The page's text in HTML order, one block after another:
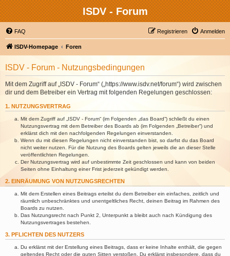
ISDV - Forum
FAQ Anmelden
Registrieren
ISDV-Homepage Foren
ISDV - Forum - Nutzungsbedingungen
Mit dem Zugriff auf „ISDV - Forum“ („https://www.isdv.net/forum“) wird zwischen
dir und dem Betreiber ein Vertrag mit folgenden Regelungen geschlossen:
1. NUTZUNGSVERTRAG
Mit dem Zugriff auf „ISDV - Forum“ (im Folgenden „das Board“) schließt du einen
Nutzungsvertrag mit dem Betreiber des Boards ab (im Folgenden „Betreiber“) und
erklärst dich mit den nachfolgenden Regelungen einverstanden.
Wenn du mit diesen Regelungen nicht einverstanden bist, so darfst du das Board
nicht weiter nutzen. Für die Nutzung des Boards gelten jeweils die an dieser Stelle
veröffentlichten Regelungen.
Der Nutzungsvertrag wird auf unbestimmte Zeit geschlossen und kann von beiden
Seiten ohne Einhaltung einer Frist jederzeit gekündigt werden.
2. EINRÄUMUNG VON NUTZUNGSRECHTEN
Mit dem Erstellen eines Beitrags erteilst du dem Betreiber ein einfaches, zeitlich und
räumlich unbeschränktes und unentgeltliches Recht, deinen Beitrag im Rahmen des
Boards zu nutzen.
Das Nutzungsrecht nach Punkt 2, Unterpunkt a bleibt auch nach Kündigung des
Nutzungsvertrages bestehen.
3. PFLICHTEN DES NUTZERS
Du erklärst mit der Erstellung eines Beitrags, dass er keine Inhalte enthält, die gegen
geltendes Recht oder die guten Sitten verstoßen. Du erklärst insbesondere, dass du